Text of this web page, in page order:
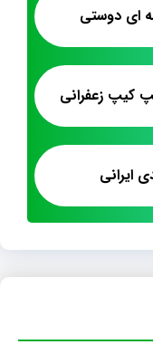
ای دوستی
کیپ زعفرانی